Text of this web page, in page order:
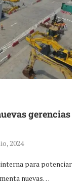
gerencias
2024
para potenciar
nuevas…